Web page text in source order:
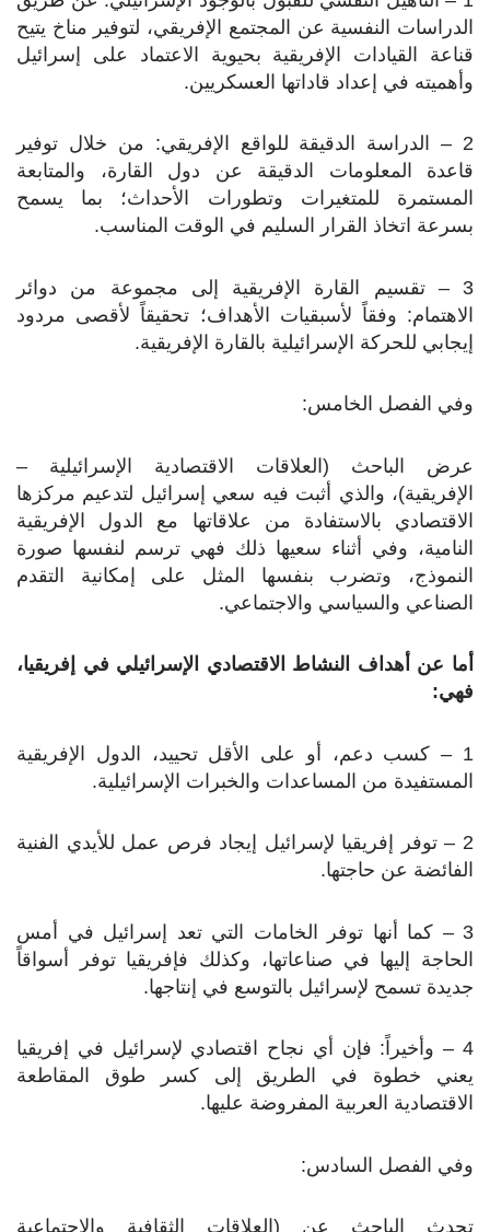
الدراسات النفسية عن المجتمع الإفريقي، لتوفير مناخ يتيح
قناعة القيادات الإفريقية بحيوية الاعتماد على إسرائيل
وأهميته في إعداد قاداتها العسكريين.
2 – الدراسة الدقيقة للواقع الإفريقي: من خلال توفير
قاعدة المعلومات الدقيقة عن دول القارة، والمتابعة
المستمرة للمتغيرات وتطورات الأحداث؛ بما يسمح
بسرعة اتخاذ القرار السليم في الوقت المناسب.
3 – تقسيم القارة الإفريقية إلى مجموعة من دوائر
الاهتمام: وفقاً لأسبقيات الأهداف؛ تحقيقاً لأقصى مردود
إيجابي للحركة الإسرائيلية بالقارة الإفريقية.
وفي الفصل الخامس:
عرض الباحث (العلاقات الاقتصادية الإسرائيلية –
الإفريقية)، والذي أثبت فيه سعي إسرائيل لتدعيم مركزها
الاقتصادي بالاستفادة من علاقاتها مع الدول الإفريقية
النامية، وفي أثناء سعيها ذلك فهي ترسم لنفسها صورة
النموذج، وتضرب بنفسها المثل على إمكانية التقدم
الصناعي والسياسي والاجتماعي.
أما عن أهداف النشاط الاقتصادي الإسرائيلي في إفريقيا،
فهي:
1 – كسب دعم، أو على الأقل تحييد، الدول الإفريقية
المستفيدة من المساعدات والخبرات الإسرائيلية.
2 – توفر إفريقيا لإسرائيل إيجاد فرص عمل للأيدي الفنية
الفائضة عن حاجتها.
3 – كما أنها توفر الخامات التي تعد إسرائيل في أمس
الحاجة إليها في صناعاتها، وكذلك فإفريقيا توفر أسواقاً
جديدة تسمح لإسرائيل بالتوسع في إنتاجها.
4 – وأخيراً: فإن أي نجاح اقتصادي لإسرائيل في إفريقيا
يعني خطوة في الطريق إلى كسر طوق المقاطعة
الاقتصادية العربية المفروضة عليها.
وفي الفصل السادس:
تحدث الباحث عن (العلاقات الثقافية والاجتماعية